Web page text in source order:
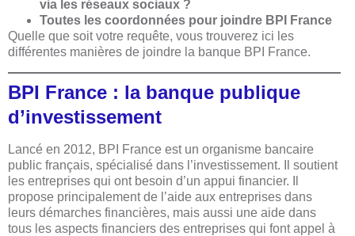
via les réseaux sociaux ?
Toutes les coordonnées pour joindre BPI France
Quelle que soit votre requête, vous trouverez ici les
différentes manières de joindre la banque BPI France.
BPI France : la banque publique
d’investissement
Lancé en 2012, BPI France est un organisme bancaire
public français, spécialisé dans l’investissement. Il soutient
les entreprises qui ont besoin d’un appui financier. Il
propose principalement de l’aide aux entreprises dans
leurs démarches financières, mais aussi une aide dans
tous les aspects financiers des entreprises qui font appel à